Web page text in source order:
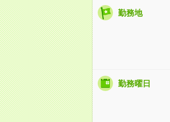
勤務地
勤務曜日